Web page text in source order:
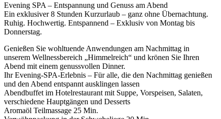
Evening SPA – Entspannung und Genuss am Abend
Ein exklusiver 8 Stunden Kurzurlaub – ganz ohne Übernachtung.
Ruhig. Hochwertig. Entspannend – Exklusiv von Montag bis
Donnerstag.
Genießen Sie wohltuende Anwendungen am Nachmittag in
unserem Wellnessbereich „Himmelreich“ und krönen Sie Ihren
Abend mit einem genussvollen Dinner.
Ihr Evening-SPA-Erlebnis – Für alle, die den Nachmittag genießen
und den Abend entspannt ausklingen lassen
Abendbuffet im Hotelrestaurant mit Suppe, Vorspeisen, Salaten,
verschiedene Hauptgängen und Desserts
Aromaöl Teilmassage 25 Min.